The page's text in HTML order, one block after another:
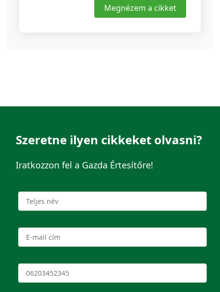
Megnézem a cikket
Szeretne ilyen cikkeket olvasni?
Iratkozzon fel a Gazda Értesítőre!